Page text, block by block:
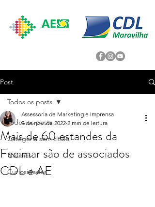
Post
Todos os posts
Categoria sem título
Noticias
Curiosidades
Todos os posts
Mais de 60 estandes da
Fecimar são de associados
CDL e AE
Assessoria de Marketing e Imprensa
9 de nov. de 2022 2 min de leitura